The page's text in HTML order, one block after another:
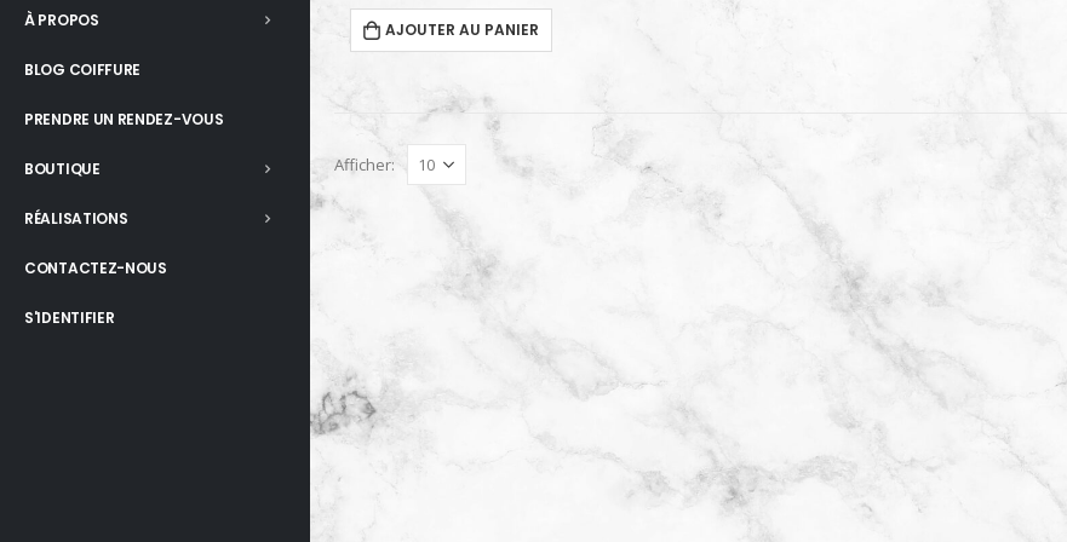
À PROPOS
BLOG COIFFURE
PRENDRE UN RENDEZ-VOUS
BOUTIQUE
RÉALISATIONS
CONTACTEZ-NOUS
S'IDENTIFIER
AJOUTER AU PANIER
Afficher: